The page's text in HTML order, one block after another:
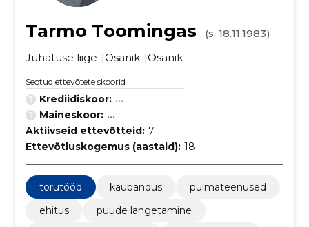
Tarmo Toomingas
(s. 18.11.1983)
Juhatuse liige
Osanik Osanik
Seotud ettevõtete skoorid
Krediidiskoor: ...
Maineskoor: ...
Aktiivseid ettevõtteid: 7
Ettevõtluskogemus (aastaid): 18
torutööd kaubandus
pulmateenused
ehitus
puude langetamine